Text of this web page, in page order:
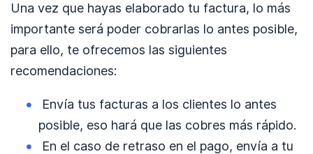
Una vez que hayas elaborado tu factura, lo más
importante será poder cobrarlas lo antes posible,
para ello, te ofrecemos las siguientes
recomendaciones:
Envía tus facturas a los clientes lo antes
posible, eso hará que las cobres más rápido.
En el caso de retraso en el pago, envía a tu